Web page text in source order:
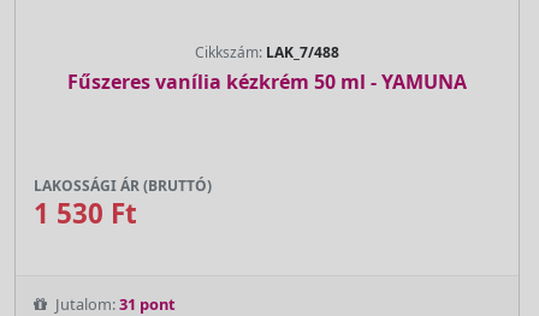
Cikkszám: LAK_7/488
Fűszeres vanília kézkrém 50 ml - YAMUNA
LAKOSSÁGI ÁR (BRUTTÓ)
1 530 Ft
Jutalom:31 pont